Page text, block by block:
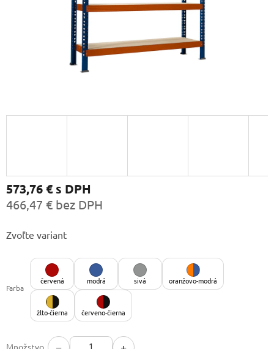
573,76 €s DPH
466,47 € bez DPH
cena:
Zvoľte variant
Farba
červená modrá sivá oranžovo-modrá
žlto-čierna červeno-čierna
Množstvo